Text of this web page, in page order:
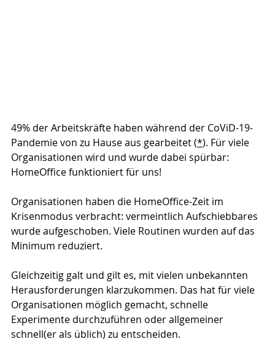
49% der Arbeitskräfte haben während der CoViD-19-
Pandemie von zu Hause aus gearbeitet (*). Für viele
Organisationen wird und wurde dabei spürbar:
HomeOffice funktioniert für uns!
Organisationen haben die HomeOffice-Zeit im
Krisenmodus verbracht: vermeintlich Aufschiebbares
wurde aufgeschoben. Viele Routinen wurden auf das
Minimum reduziert.
Gleichzeitig galt und gilt es, mit vielen unbekannten
Herausforderungen klarzukommen. Das hat für viele
Organisationen möglich gemacht, schnelle
Experimente durchzuführen oder allgemeiner
schnell(er als üblich) zu entscheiden.